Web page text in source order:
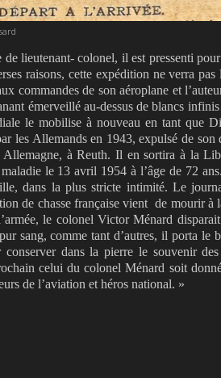
lieutenant- colonel, il est pressenti
raisons, cette expédition ne verra
commandes de son aéroplane et
émerveillé au-dessus de blancs
le mobilise à nouveau en tant que
les Allemands en 1943,expulsé de son
à Reuth. Il en sortira à la
le 13 avril 1954 à l’âge de 72
dans la plus stricte intimité. Le
de chasse française vient de mourir à
le colonel Victor Ménard
sang, comme tant d’autres, il porta le
dans la pierre le souvenir
celui du colonel Ménard soit
de l’aviation et héros national. »